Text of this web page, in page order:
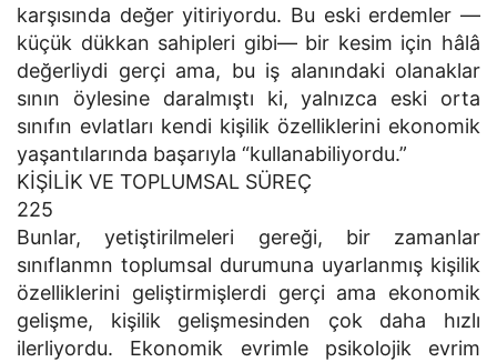
karşısında değer yitiriyordu. Bu eski erdemler —
küçük dükkan sahipleri gibi— bir kesim için hâlâ
değerliydi gerçi ama, bu iş alanındaki olanaklar
sının öylesine daralmıştı ki, yalnızca eski orta
sınıfın evlatları kendi kişilik özelliklerini ekonomik
yaşantılarında başarıyla “kullanabiliyordu.”
KİŞİLİK VE TOPLUMSAL SÜREÇ
225
Bunlar, yetiştirilmeleri gereği, bir zamanlar
sınıflanmn toplumsal durumuna uyarlanmış kişilik
özelliklerini geliştirmişlerdi gerçi ama ekonomik
gelişme, kişilik gelişmesinden çok daha hızlı
ilerliyordu. Ekonomik evrimle psikolojik evrim